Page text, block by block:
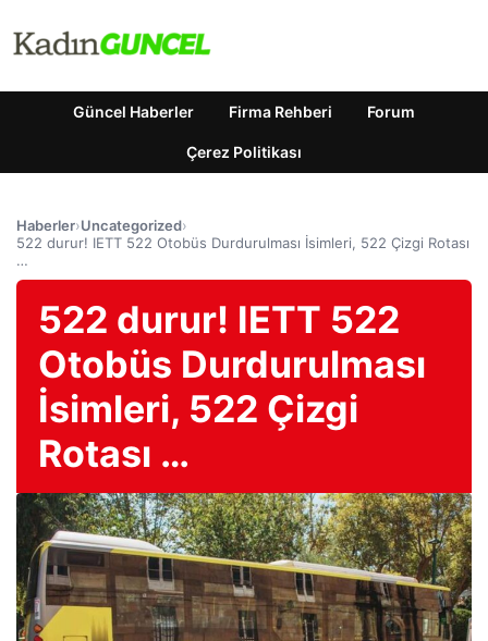
Güncel Haberler Firma Rehberi Forum
Çerez Politikası
Haberler›Uncategorized›
522 durur! IETT 522 Otobüs Durdurulması İsimleri, 522 Çizgi Rotası
…
522 durur! IETT 522
Otobüs Durdurulması
İsimleri, 522 Çizgi
Rotası …